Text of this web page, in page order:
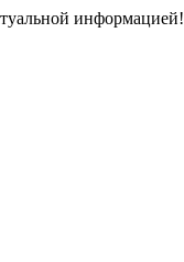
информацией!